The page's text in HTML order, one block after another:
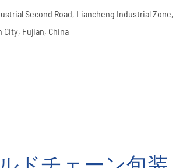
Second Road, Liancheng Industrial Zone,
City, Fujian, China